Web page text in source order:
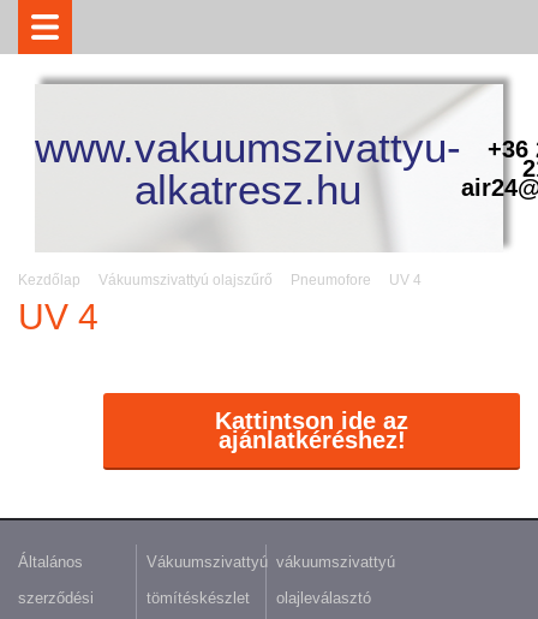
www.vakuumszivattyu-
alkatresz.hu
+36
Kezdőlap Vákuumszivattyú olajszűrő Pneumofore UV 4
UV 4
Kattintson ide az
ajánlatkéréshez!
Általános
szerződési
Vákuumszivattyú
tömítéskészlet
vákuumszivattyú
olajleválasztó